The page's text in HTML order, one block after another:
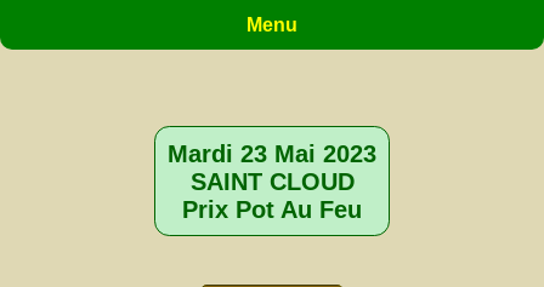
Menu
Mardi 23 Mai 2023
SAINT CLOUD
Prix Pot Au Feu